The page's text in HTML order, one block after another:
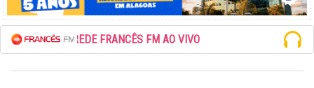
ESCUTE A REDE FRANCÊS FM AO VIVO